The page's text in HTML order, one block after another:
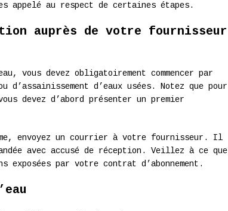
au respect de certaines étapes.
auprès de votre fournisseur
vous devez obligatoirement commencer par
d’eaux usées. Notez que pour
devez d’abord présenter un premier
envoyez un courrier à votre fournisseur. Il
avec accusé de réception. Veillez à ce que
par votre contrat d’abonnement.